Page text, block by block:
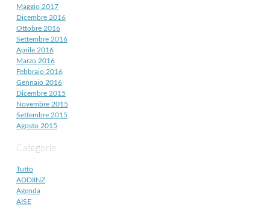
Maggio 2017
Dicembre 2016
Ottobre 2016
Settembre 2016
Aprile 2016
Marzo 2016
Febbraio 2016
Gennaio 2016
Dicembre 2015
Novembre 2015
Settembre 2015
Agosto 2015
Categorie
Tutto
ADDIINZ
Agenda
AISE